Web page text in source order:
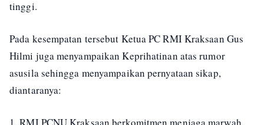
tinggi.
Pada kesempatan tersebut Ketua PC RMI Kraksaan Gus
Hilmi juga menyampaikan Keprihatinan atas rumor
asusila sehingga menyampaikan pernyataan sikap,
diantaranya:
1. RMI PCNU Kraksaan berkomitmen menjaga marwah